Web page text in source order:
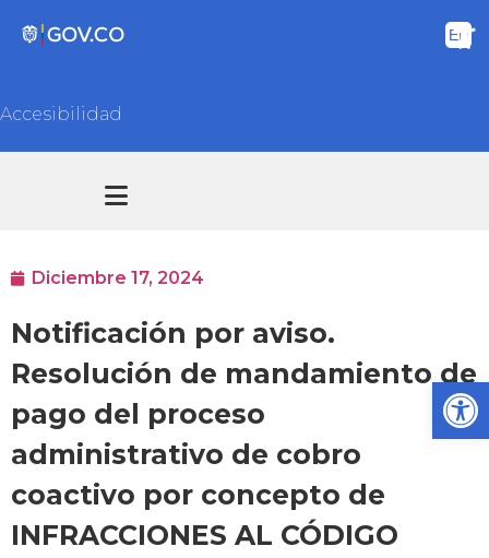
Accesibilidad
Diciembre 17, 2024
Notificación por aviso.
Resolución de mandamiento de
pago del proceso
administrativo de cobro
coactivo por concepto de
INFRACCIONES AL CÓDIGO